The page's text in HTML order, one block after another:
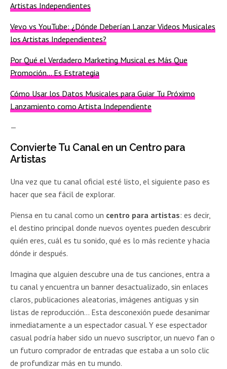
Artistas Independientes
Vevo vs YouTube: ¿Dónde Deberían Lanzar Videos Musicales
los Artistas Independientes?
Por Qué el Verdadero Marketing Musical es Más Que
Promoción… Es Estrategia
Cómo Usar los Datos Musicales para Guiar Tu Próximo
Lanzamiento como Artista Independiente
—
Convierte Tu Canal en un Centro para
Artistas
Una vez que tu canal oficial esté listo, el siguiente paso es
hacer que sea fácil de explorar.
Piensa en tu canal como un centro para artistas: es decir,
el destino principal donde nuevos oyentes pueden descubrir
quién eres, cuál es tu sonido, qué es lo más reciente y hacia
dónde ir después.
Imagina que alguien descubre una de tus canciones, entra a
tu canal y encuentra un banner desactualizado, sin enlaces
claros, publicaciones aleatorias, imágenes antiguas y sin
listas de reproducción… Esta desconexión puede desanimar
inmediatamente a un espectador casual. Y ese espectador
casual podría haber sido un nuevo suscriptor, un nuevo fan o
un futuro comprador de entradas que estaba a un solo clic
de profundizar más en tu mundo.